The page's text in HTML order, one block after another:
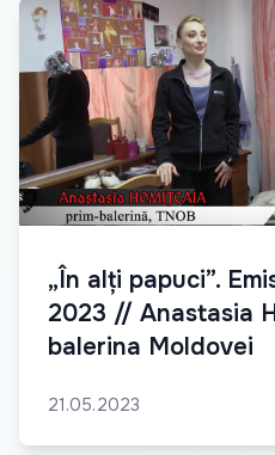
„În alți papuci”.
2023 // Anastasia
balerina Moldovei
21.05.2023